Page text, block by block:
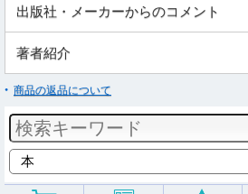
出版社・メーカーからのコメント
著者紹介
商品の返品について